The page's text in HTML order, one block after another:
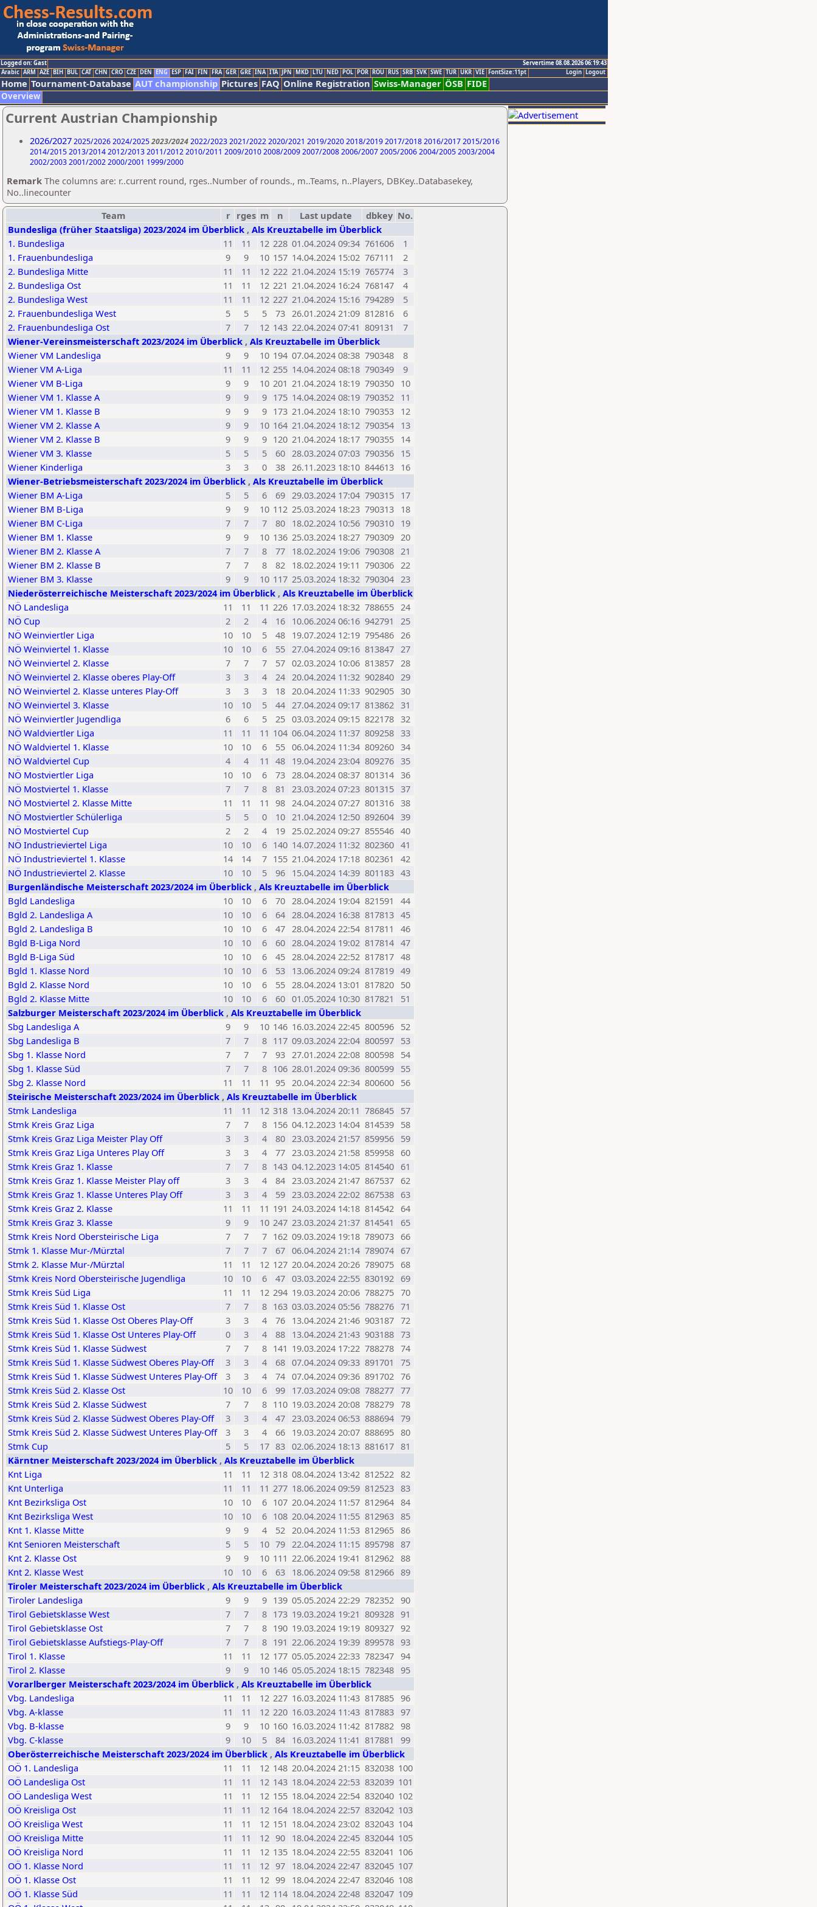
Logged on: Gast
Servertime 08.08.2026 06:19:43
Logout
Login
Arabic ARM AZE BIH BUL CAT CHN CRO CZE DEN ENG ESP FAI FIN FRA GER GRE INA ITA JPN MKD LTU NED POL POR ROU RUS SRB SVK SWE TUR UKR VIE FontSize:11pt
Home Tournament-Database AUT championship Pictures FAQ Online Registration Swiss-Manager ÖSB FIDE
Overview
Current Austrian Championship
2026/20272025/20262024/20252023/20242022/20232021/20222020/2021 2019/20202018/20192017/20182016/20172015/2016
2014/20152013/20142012/20132011/20122010/2011 2009/20102008/20092007/20082006/20072005/20062004/20052003/2004
2002/20032001/20022000/2001 1999/2000
Remark The columns are: r..current round, rges..Number of rounds., m..Teams, n..Players, DBKey..Databasekey,
No..linecounter
Team
r rges m n Last update dbkey No.
Bundesliga (früher Staatsliga) 2023/2024 im Überblick , Als Kreuztabelle im Überblick
1. Bundesliga
11 11 12 228 01.04.2024 09:34 761606
1
1. Frauenbundesliga
9 9 10 157 14.04.2024 15:02 767111
2
2. Bundesliga Mitte
11 11 12 222 21.04.2024 15:19 765774
3
2. Bundesliga Ost
11 11 12 221 21.04.2024 16:24 768147
4
2. Bundesliga West
11 11 12 227 21.04.2024 15:16 794289
5
2. Frauenbundesliga West
5 5 5 73 26.01.2024 21:09 812816
6
2. Frauenbundesliga Ost
7 7 12 143 22.04.2024 07:41 809131
7
Wiener-Vereinsmeisterschaft 2023/2024 im Überblick , Als Kreuztabelle im Überblick
Wiener VM Landesliga
9 9 10 194 07.04.2024 08:38 790348
8
Wiener VM A-Liga
11 11 12 255 14.04.2024 08:18 790349
9
Wiener VM B-Liga
9 9 10 201 21.04.2024 18:19 790350
10
Wiener VM 1. Klasse A
9 9 9 175 14.04.2024 08:19 790352
11
Wiener VM 1. Klasse B
9 9 9 173 21.04.2024 18:10 790353
12
Wiener VM 2. Klasse A
9 9 10 164 21.04.2024 18:12 790354
13
Wiener VM 2. Klasse B
9 9 9 120 21.04.2024 18:17 790355
14
Wiener VM 3. Klasse
5 5 5 60 28.03.2024 07:03 790356
15
Wiener Kinderliga
3 3 0 38 26.11.2023 18:10 844613
16
Wiener-Betriebsmeisterschaft 2023/2024 im Überblick , Als Kreuztabelle im Überblick
Wiener BM A-Liga
5 5 6 69 29.03.2024 17:04 790315
17
Wiener BM B-Liga
9 9 10 112 25.03.2024 18:23 790313
18
Wiener BM C-Liga
7 7 7 80 18.02.2024 10:56 790310
19
Wiener BM 1. Klasse
9 9 10 136 25.03.2024 18:27 790309 20
Wiener BM 2. Klasse A
7 7 8 77 18.02.2024 19:06 790308 21
Wiener BM 2. Klasse B
7 7 8 82 18.02.2024 19:11 790306 22
Wiener BM 3. Klasse
9 9 10 117 25.03.2024 18:32 790304 23
Niederösterreichische Meisterschaft 2023/2024 im Überblick , Als Kreuztabelle im Überblick
NÖ Landesliga
11 11 11 226 17.03.2024 18:32 788655 24
NÖ Cup
2 2 4 16 10.06.2024 06:16 942791
25
NÖ Weinviertler Liga
10 10 5 48 19.07.2024 12:19 795486 26
NÖ Weinviertel 1. Klasse
10 10 6 55 27.04.2024 09:16 813847 27
NÖ Weinviertel 2. Klasse
7 7 7 57 02.03.2024 10:06 813857 28
NÖ Weinviertel 2. Klasse oberes Play-Off
3 3 4 24 20.04.2024 11:32 902840 29
NÖ Weinviertel 2. Klasse unteres Play-Off
3 3 3 18 20.04.2024 11:33 902905 30
NÖ Weinviertel 3. Klasse
10 10 5 44 27.04.2024 09:17 813862 31
NÖ Weinviertler Jugendliga
6 6 5 25 03.03.2024 09:15 822178 32
NÖ Waldviertler Liga
11 11 11 104 06.04.2024 11:37 809258 33
NÖ Waldviertel 1. Klasse
10 10 6 55 06.04.2024 11:34 809260 34
NÖ Waldviertel Cup
4 4 11 48 19.04.2024 23:04 809276 35
NÖ Mostviertler Liga
10 10 6 73 28.04.2024 08:37 801314 36
NÖ Mostviertel 1. Klasse
7 7 8 81 23.03.2024 07:23 801315 37
NÖ Mostviertel 2. Klasse Mitte
11 11 11 98 24.04.2024 07:27 801316 38
NÖ Mostviertler Schülerliga
5 5 0 10 21.04.2024 12:50 892604 39
NÖ Mostviertel Cup
2 2 4 19 25.02.2024 09:27 855546 40
NÖ Industrieviertel Liga
10 10 6 140 14.07.2024 11:32 802360 41
NÖ Industrieviertel 1. Klasse
14 14 7 155 21.04.2024 17:18 802361
42
NÖ Industrieviertel 2. Klasse
10 10 5 96 15.04.2024 14:39 801183 43
Burgenländische Meisterschaft 2023/2024 im Überblick , Als Kreuztabelle im Überblick
Bgld Landesliga
10 10 6 70 28.04.2024 19:04 821591
44
Bgld 2. Landesliga A
10 10 6 64 28.04.2024 16:38 817813 45
Bgld 2. Landesliga B
10 10 6 47 28.04.2024 22:54 817811
46
Bgld B-Liga Nord
10 10 6 60 28.04.2024 19:02 817814 47
Bgld B-Liga Süd
10 10 6 45 28.04.2024 22:52 817817 48
Bgld 1. Klasse Nord
10 10 6 53 13.06.2024 09:24 817819 49
Bgld 2. Klasse Nord
10 10 6 55 28.04.2024 13:01 817820
50
Bgld 2. Klasse Mitte
10 10 6 60 01.05.2024 10:30 817821
51
Salzburger Meisterschaft 2023/2024 im Überblick , Als Kreuztabelle im Überblick
Sbg Landesliga A
9 9 10 146 16.03.2024 22:45 800596
52
Sbg Landesliga B
7 7 8 117 09.03.2024 22:04 800597
53
Sbg 1. Klasse Nord
7 7 7 93 27.01.2024 22:08 800598
54
Sbg 1. Klasse Süd
7 7 8 106 28.01.2024 09:36 800599
55
Sbg 2. Klasse Nord
11 11 11 95 20.04.2024 22:34 800600
56
Steirische Meisterschaft 2023/2024 im Überblick , Als Kreuztabelle im Überblick
Stmk Landesliga
11 11 12 318 13.04.2024 20:11 786845
57
Stmk Kreis Graz Liga
7 7 8 156 04.12.2023 14:04 814539
58
Stmk Kreis Graz Liga Meister Play Off
3 3 4 80 23.03.2024 21:57 859956
59
Stmk Kreis Graz Liga Unteres Play Off
3 3 4 77 23.03.2024 21:58 859958 60
Stmk Kreis Graz 1. Klasse
7 7 8 143 04.12.2023 14:05 814540
61
Stmk Kreis Graz 1. Klasse Meister Play off
3 3 4 84 23.03.2024 21:47 867537 62
Stmk Kreis Graz 1. Klasse Unteres Play Off
3 3 4 59 23.03.2024 22:02 867538
63
Stmk Kreis Graz 2. Klasse
11 11 11 191 24.03.2024 14:18 814542 64
Stmk Kreis Graz 3. Klasse
9 9 10 247 23.03.2024 21:37 814541
65
Stmk Kreis Nord Obersteirische Liga
7 7 7 162 09.03.2024 19:18 789073 66
Stmk 1. Klasse Mur-/Mürztal
7 7 7 67 06.04.2024 21:14 789074
67
Stmk 2. Klasse Mur-/Mürztal
11 11 12 127 20.04.2024 20:26 789075 68
Stmk Kreis Nord Obersteirische Jugendliga
10 10 6 47 03.03.2024 22:55 830192
69
Stmk Kreis Süd Liga
11 11 12 294 19.03.2024 20:06 788275 70
Stmk Kreis Süd 1. Klasse Ost
7 7 8 163 03.03.2024 05:56 788276 71
Stmk Kreis Süd 1. Klasse Ost Oberes Play-Off
3 3 4 76 13.04.2024 21:46 903187 72
Stmk Kreis Süd 1. Klasse Ost Unteres Play-Off
0 3 4 88 13.04.2024 21:43 903188 73
Stmk Kreis Süd 1. Klasse Südwest
7 7 8 141 19.03.2024 17:22 788278 74
Stmk Kreis Süd 1. Klasse Südwest Oberes Play-Off
3 3 4 68 07.04.2024 09:33 891701
75
Stmk Kreis Süd 1. Klasse Südwest Unteres Play-Off
3 3 4 74 07.04.2024 09:36 891702 76
Stmk Kreis Süd 2. Klasse Ost
10 10 6 99 17.03.2024 09:08 788277 77
Stmk Kreis Süd 2. Klasse Südwest
7 7 8 110 19.03.2024 20:08 788279 78
Stmk Kreis Süd 2. Klasse Südwest Oberes Play-Off
3 3 4 47 23.03.2024 06:53 888694 79
Stmk Kreis Süd 2. Klasse Südwest Unteres Play-Off
3 3 4 66 19.03.2024 20:07 888695 80
Stmk Cup
5 5 17 83 02.06.2024 18:13 881617 81
Kärntner Meisterschaft 2023/2024 im Überblick , Als Kreuztabelle im Überblick
Knt Liga
11 11 12 318 08.04.2024 13:42 812522 82
Knt Unterliga
11 11 11 277 18.06.2024 09:59 812523 83
Knt Bezirksliga Ost
10 10 6 107 20.04.2024 11:57 812964 84
Knt Bezirksliga West
10 10 6 108 20.04.2024 11:55 812963 85
Knt 1. Klasse Mitte
9 9 4 52 20.04.2024 11:53 812965 86
Knt Senioren Meisterschaft
5 5 10 79 22.04.2024 11:15 895798 87
Knt 2. Klasse Ost
9 9 10 111 22.06.2024 19:41 812962 88
Knt 2. Klasse West
10 10 6 63 18.06.2024 09:58 812966 89
Tiroler Meisterschaft 2023/2024 im Überblick , Als Kreuztabelle im Überblick
Tiroler Landesliga
9 9 9 139 05.05.2024 22:29 782352 90
Tirol Gebietsklasse West
7 7 8 173 19.03.2024 19:21 809328 91
Tirol Gebietsklasse Ost
7 7 8 190 19.03.2024 19:19 809327 92
Tirol Gebietsklasse Aufstiegs-Play-Off
7 7 8 191 22.06.2024 19:39 899578 93
Tirol 1. Klasse
11 11 12 177 05.05.2024 22:33 782347 94
Tirol 2. Klasse
9 9 10 146 05.05.2024 18:15 782348 95
Vorarlberger Meisterschaft 2023/2024 im Überblick , Als Kreuztabelle im Überblick
Vbg. Landesliga
11 11 12 227 16.03.2024 11:43 817885 96
Vbg. A-klasse
11 11 12 220 16.03.2024 11:43 817883 97
Vbg. B-klasse
9 9 10 160 16.03.2024 11:42 817882 98
Vbg. C-klasse
9 10 5 84 16.03.2024 11:41 817881
99
Oberösterreichische Meisterschaft 2023/2024 im Überblick , Als Kreuztabelle im Überblick
OÖ 1. Landesliga
11 11 12 148 20.04.2024 21:15 832038 100
OÖ Landesliga Ost
11 11 12 143 18.04.2024 22:53 832039 101
OÖ Landesliga West
11 11 12 155 18.04.2024 22:54 832040 102
OÖ Kreisliga Ost
11 11 12 164 18.04.2024 22:57 832042 103
OÖ Kreisliga West
11 11 12 151 18.04.2024 23:02 832043 104
OÖ Kreisliga Mitte
11 11 12 90 18.04.2024 22:45 832044 105
OÖ Kreisliga Nord
11 11 12 135 18.04.2024 22:55 832041 106
OÖ 1. Klasse Nord
11 11 12 97 18.04.2024 22:47 832045 107
OÖ 1. Klasse Ost
11 11 12 99 18.04.2024 22:47 832046 108
OÖ 1. Klasse Süd
11 11 12 114 18.04.2024 22:48 832047 109